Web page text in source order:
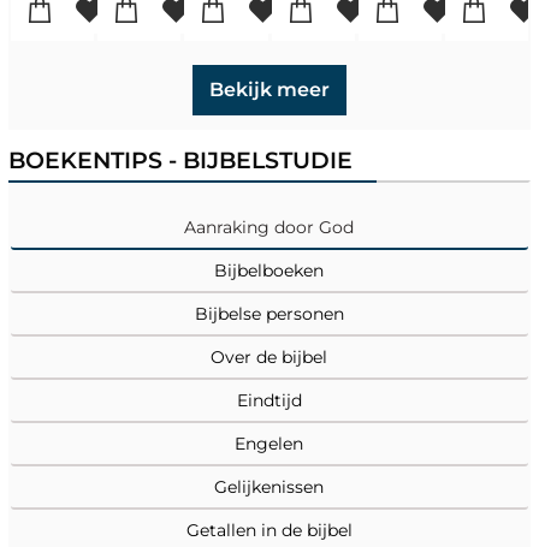
Bekijk meer
BOEKENTIPS - BIJBELSTUDIE
Aanraking door God
Bijbelboeken
Bijbelse personen
Over de bijbel
Eindtijd
Engelen
Gelijkenissen
Getallen in de bijbel